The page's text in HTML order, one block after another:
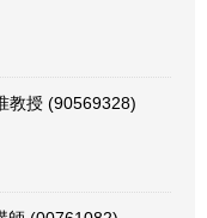
教授 (90569328)